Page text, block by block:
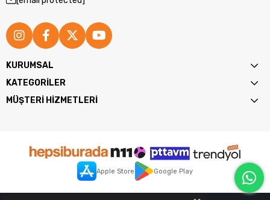
KURUMSAL
KATEGORİLER
MÜŞTERİ HİZMETLERİ
Apple Store Google Play